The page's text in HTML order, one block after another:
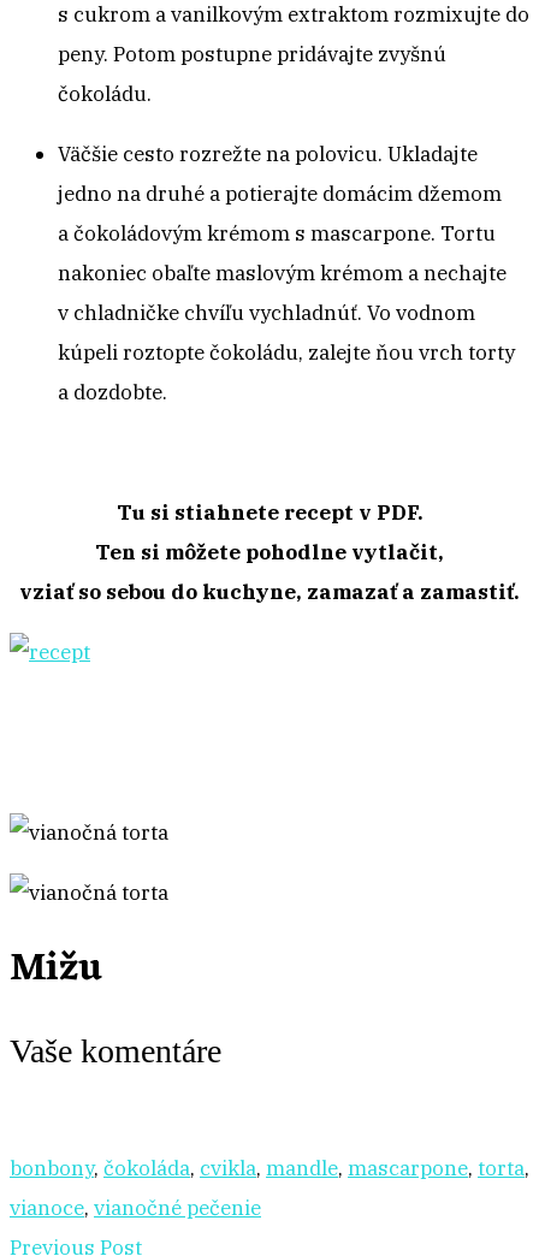
s cukrom a vanilkovým extraktom rozmixujte do
peny. Potom postupne pridávajte zvyšnú
čokoládu.
Väčšie cesto rozrežte na polovicu. Ukladajte
jedno na druhé a potierajte domácim džemom
a čokoládovým krémom s mascarpone. Tortu
nakoniec obaľte maslovým krémom a nechajte
v chladničke chvíľu vychladnúť. Vo vodnom
kúpeli roztopte čokoládu, zalejte ňou vrch torty
a dozdobte.
Tu si stiahnete recept v PDF.
Ten si môžete pohodlne vytlačit,
vziať so sebou do kuchyne, zamazať a zamastiť.
Mižu
Vaše komentáre
bonbony, čokoláda, cvikla, mandle, mascarpone, torta,
vianoce, vianočné pečenie
Previous Post